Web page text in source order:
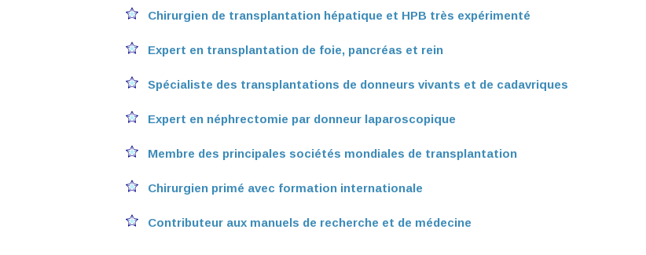
Chirurgien de transplantation hépatique et HPB très expérimenté
Expert en transplantation de foie, pancréas et rein
Spécialiste des transplantations de donneurs vivants et de cadavriques
Expert en néphrectomie par donneur laparoscopique
Membre des principales sociétés mondiales de transplantation
Chirurgien primé avec formation internationale
Contributeur aux manuels de recherche et de médecine